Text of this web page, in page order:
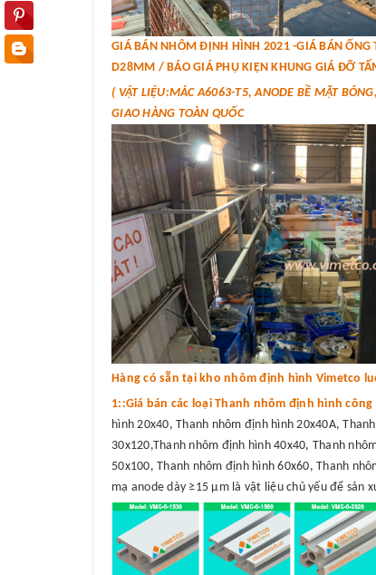
GIÁ BÁN NHÔM ĐỊNH HÌNH 2021 -GIÁ BÁN ỐNG
D28MM / BÁO GIÁ PHỤ KIỆN KHUNG GIÁ ĐỠ
( VẬT LIỆU:MÁC A6063-T5, ANODE BỀ MẶT
GIAO HÀNG TOÀN QUỐC
Hàng có sẵn tại kho nhôm định hình Vimetco
1::Giá bán các loại Thanh nhôm định hình
hình 20x40, Thanh nhôm định hình 20x40A,
30x120,Thanh nhôm định hình 40x40, Thanh
50x100, Thanh nhôm định hình 60x60, Thanh
mạ anode dày ≥15 μm là vật liệu chủ yếu để